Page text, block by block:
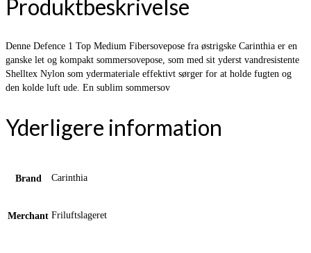
Produktbeskrivelse
Denne Defence 1 Top Medium Fibersovepose fra østrigske Carinthia er en
ganske let og kompakt sommersovepose, som med sit yderst vandresistente
Shelltex Nylon som ydermateriale effektivt sørger for at holde fugten og
den kolde luft ude. En sublim sommersov
Yderligere information
Brand Carinthia
Merchant Friluftslageret